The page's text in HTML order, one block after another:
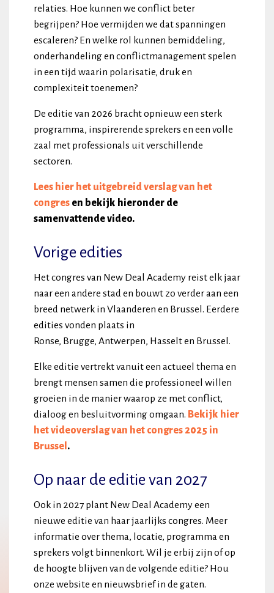
relaties. Hoe kunnen we conflict beter
begrijpen? Hoe vermijden we dat spanningen
escaleren? En welke rol kunnen bemiddeling,
onderhandeling en conflictmanagement spelen
in een tijd waarin polarisatie, druk en
complexiteit toenemen?
De editie van 2026 bracht opnieuw een sterk
programma, inspirerende sprekers en een volle
zaal met professionals uit verschillende
sectoren.
Lees hier het uitgebreid verslag van het
congres en bekijk hieronder de
samenvattende video.
Vorige edities
Het congres van New Deal Academy reist elk jaar
naar een andere stad en bouwt zo verder aan een
breed netwerk in Vlaanderen en Brussel. Eerdere
edities vonden plaats in
Ronse, Brugge, Antwerpen, Hasselt en Brussel.
Elke editie vertrekt vanuit een actueel thema en
brengt mensen samen die professioneel willen
groeien in de manier waarop ze met conflict,
dialoog en besluitvorming omgaan. Bekijk hier
het videoverslag van het congres 2025 in
Brussel .
Op naar de editie van 2027
Ook in 2027 plant New Deal Academy een
nieuwe editie van haar jaarlijks congres. Meer
informatie over thema, locatie, programma en
sprekers volgt binnenkort. Wil je erbij zijn of op
de hoogte blijven van de volgende editie? Hou
onze website en nieuwsbrief in de gaten.